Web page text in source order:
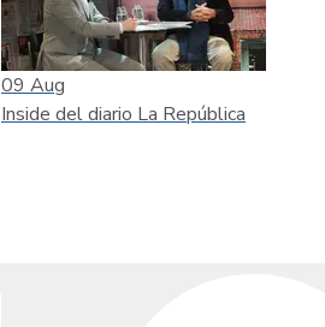
09 Aug
Inside del diario La República